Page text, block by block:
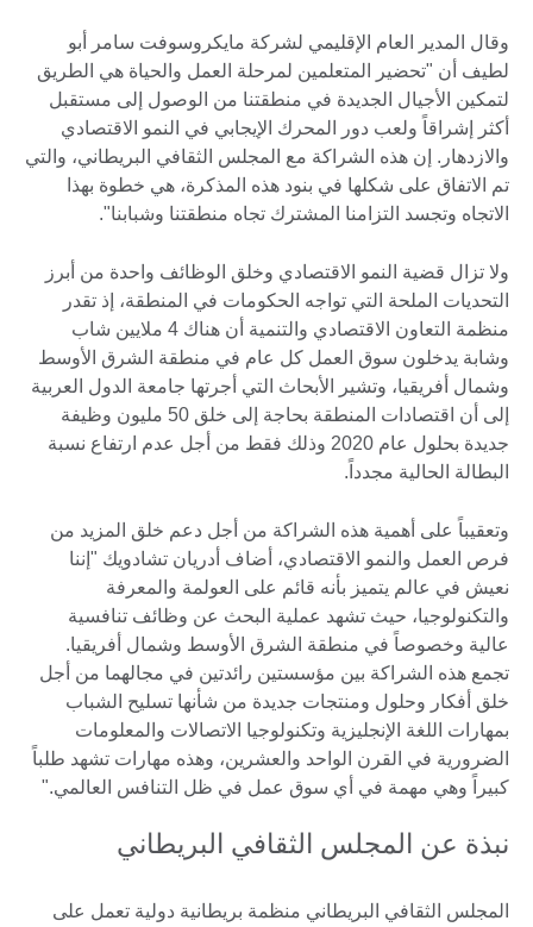
وقال المدير العام الإقليمي لشركة مايكروسوفت سامر أبو
لطيف أن "تحضير المتعلمين لمرحلة العمل والحياة هي الطريق
لتمكين الأجيال الجديدة في منطقتنا من الوصول إلى مستقبل
أكثر إشراقاً ولعب دور المحرك الإيجابي في النمو الاقتصادي
والازدهار. إن هذه الشراكة مع المجلس الثقافي البريطاني، والتي
تم الاتفاق على شكلها في بنود هذه المذكرة، هي خطوة بهذا
الاتجاه وتجسد التزامنا المشترك تجاه منطقتنا وشبابنا".
ولا تزال قضية النمو الاقتصادي وخلق الوظائف واحدة من أبرز
التحديات الملحة التي تواجه الحكومات في المنطقة، إذ تقدر
منظمة التعاون الاقتصادي والتنمية أن هناك 4 ملايين شاب
وشابة يدخلون سوق العمل كل عام في منطقة الشرق الأوسط
وشمال أفريقيا، وتشير الأبحاث التي أجرتها جامعة الدول العربية
إلى أن اقتصادات المنطقة بحاجة إلى خلق 50 مليون وظيفة
جديدة بحلول عام 2020 وذلك فقط من أجل عدم ارتفاع نسبة
البطالة الحالية مجدداً.
وتعقيباً على أهمية هذه الشراكة من أجل دعم خلق المزيد من
فرص العمل والنمو الاقتصادي، أضاف أدريان تشادويك "إننا
نعيش في عالم يتميز بأنه قائم على العولمة والمعرفة
والتكنولوجيا، حيث تشهد عملية البحث عن وظائف تنافسية
عالية وخصوصاً في منطقة الشرق الأوسط وشمال أفريقيا.
تجمع هذه الشراكة بين مؤسستين رائدتين في مجالهما من أجل
خلق أفكار وحلول ومنتجات جديدة من شأنها تسليح الشباب
بمهارات اللغة الإنجليزية وتكنولوجيا الاتصالات والمعلومات
الضرورية في القرن الواحد والعشرين، وهذه مهارات تشهد طلباً
كبيراً وهي مهمة في أي سوق عمل في ظل التنافس العالمي."
نبذة عن المجلس الثقافي البريطاني
المجلس الثقافي البريطاني منظمة بريطانية دولية تعمل على